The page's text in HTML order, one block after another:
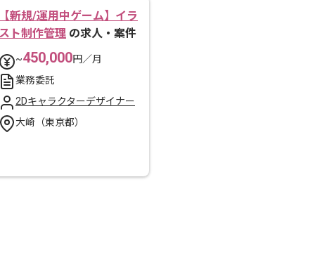
新規/運用中ゲーム】イラ
ト制作管理 の求人・案件
~450,000円／月
業務委託
2Dキャラクターデザイナー
大崎（東京都）